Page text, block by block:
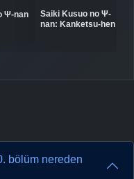
Ψ-nan
Saiki Kusuo no Ψ-
nan: Kanketsu-hen
bölüm nereden